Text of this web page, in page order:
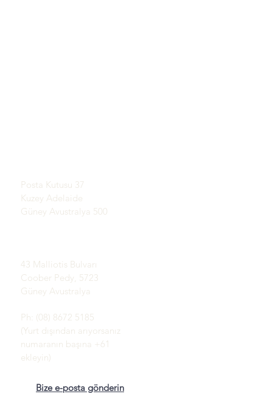
Posta Kutusu 37
Kuzey Adelaide
Güney Avustralya 500
43 Malliotis Bulvarı
Coober Pedy, 5723
Güney Avustralya
Ph: (08) 8672 5185
(Yurt dışından arıyorsanız
numaranın başına +61
ekleyin)
Bize e-posta gönderin